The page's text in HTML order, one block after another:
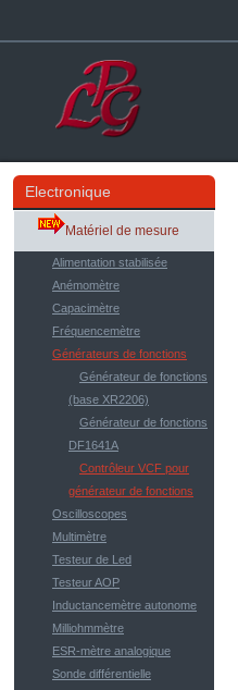
Electronique
Matériel de mesure
Alimentation stabilisée
Anémomètre
Capacimètre
Fréquencemètre
Générateurs de fonctions
Générateur de fonctions
(base XR2206)
Générateur de fonctions
DF1641A
Contrôleur VCF pour
générateur de fonctions
Oscilloscopes
Multimètre
Testeur de Led
Testeur AOP
Inductancemètre autonome
Milliohmmètre
ESR-mètre analogique
Sonde différentielle